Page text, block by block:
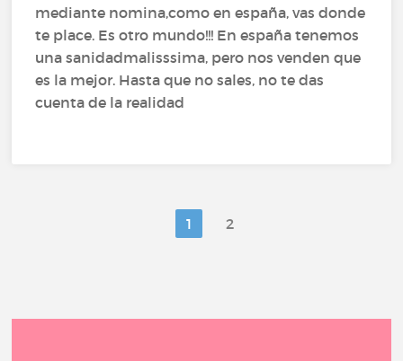
mediante nomina,como en españa, vas donde
te place. Es otro mundo!!! En españa tenemos
una sanidadmalisssima, pero nos venden que
es la mejor. Hasta que no sales, no te das
cuenta de la realidad
1 2